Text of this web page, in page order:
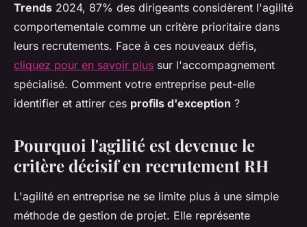
Trends 2024, 87% des dirigeants considèrent l'agilité
comportementale comme un critère prioritaire dans
leurs recrutements. Face à ces nouveaux défis,
cliquez pour en savoir plus sur l'accompagnement
spécialisé. Comment votre entreprise peut-elle
identifier et attirer ces profils d'exception ?
Pourquoi l'agilité est devenue le
critère décisif en recrutement RH
L'agilité en entreprise ne se limite plus à une simple
méthode de gestion de projet. Elle représente